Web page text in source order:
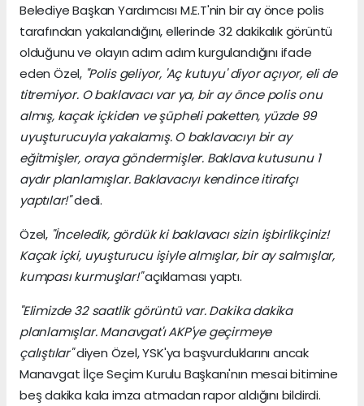
Belediye Başkan Yardımcısı M.E.T'nin bir ay önce polis
tarafından yakalandığını, ellerinde 32 dakikalık görüntü
olduğunu ve olayın adım adım kurgulandığını ifade
eden Özel, "Polis geliyor, 'Aç kutuyu' diyor açıyor, eli de
titremiyor. O baklavacı var ya, bir ay önce polis onu
almış, kaçak içkiden ve şüpheli paketten, yüzde 99
uyuşturucuyla yakalamış. O baklavacıyı bir ay
eğitmişler, oraya göndermişler. Baklava kutusunu 1
aydır planlamışlar. Baklavacıyı kendince itirafçı
yaptılar!"dedi.
Özel, "İnceledik, gördük ki baklavacı sizin işbirlikçiniz!
Kaçak içki, uyuşturucu işiyle almışlar, bir ay salmışlar,
kumpası kurmuşlar!"açıklaması yaptı.
"Elimizde 32 saatlik görüntü var. Dakika dakika
planlamışlar. Manavgat'ı AKP'ye geçirmeye
çalıştılar"diyen Özel, YSK'ya başvurduklarını ancak
Manavgat İlçe Seçim Kurulu Başkanı'nın mesai bitimine
beş dakika kala imza atmadan rapor aldığını bildirdi.